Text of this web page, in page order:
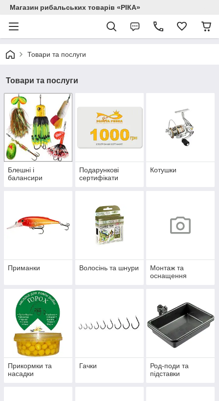
Магазин рибальських товарів «РІКА»
Товари та послуги
Товари та послуги
Блешні і
балансири
Подарункові
сертифікати
Котушки
Приманки Волосінь та шнури
Монтаж та
оснащення
Прикормки та
насадки
Гачки
Род-поди та
підставки